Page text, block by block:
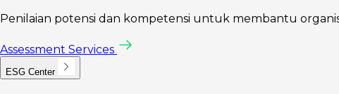
Penilaian potensi dan kompetensi untuk membantu
Assessment Services
ESG Center